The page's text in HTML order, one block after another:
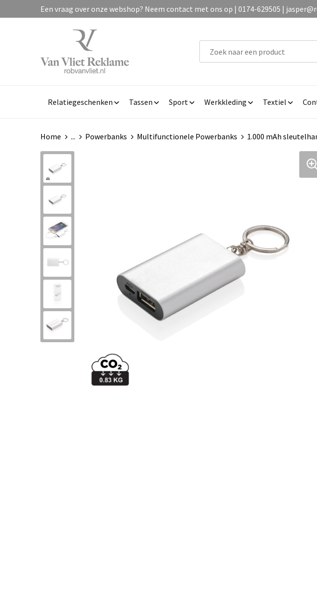
Een vraag over onze webshop? Neem contact met ons op | 0174-629505 |
Relatiegeschenken Tassen Sport Werkkleding Textiel
Home ... Powerbanks Multifunctionele Powerbanks 1.000 mAh